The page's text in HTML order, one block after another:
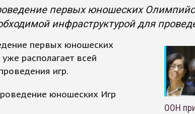
первых юношеских
инфраструктурой для
первых юношеских
располагает всей
игр.
юношеских Игр
ООН